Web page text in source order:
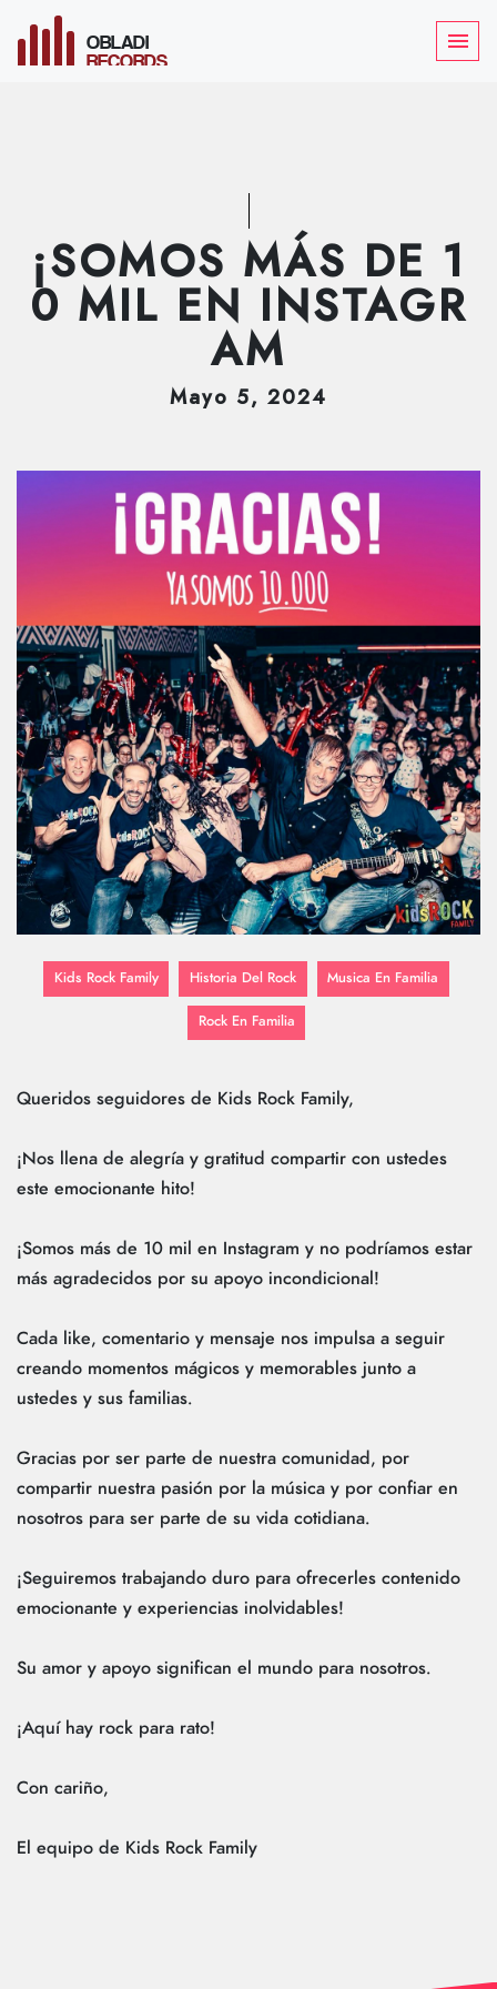
OBLADI
RECORDS
menu
¡SOMOS MÁS DE 1
0 MIL EN INSTAGR
AM
Mayo 5, 2024
Kids Rock Family Historia Del Rock Musica En Familia
Rock En Familia
Queridos seguidores de Kids Rock Family,
¡Nos llena de alegría y gratitud compartir con ustedes
este emocionante hito!
¡Somos más de 10 mil en Instagram y no podríamos estar
más agradecidos por su apoyo incondicional!
Cada like, comentario y mensaje nos impulsa a seguir
creando momentos mágicos y memorables junto a
ustedes y sus familias.
Gracias por ser parte de nuestra comunidad, por
compartir nuestra pasión por la música y por confiar en
nosotros para ser parte de su vida cotidiana.
¡Seguiremos trabajando duro para ofrecerles contenido
emocionante y experiencias inolvidables!
Su amor y apoyo significan el mundo para nosotros.
¡Aquí hay rock para rato!
Con cariño,
El equipo de Kids Rock Family